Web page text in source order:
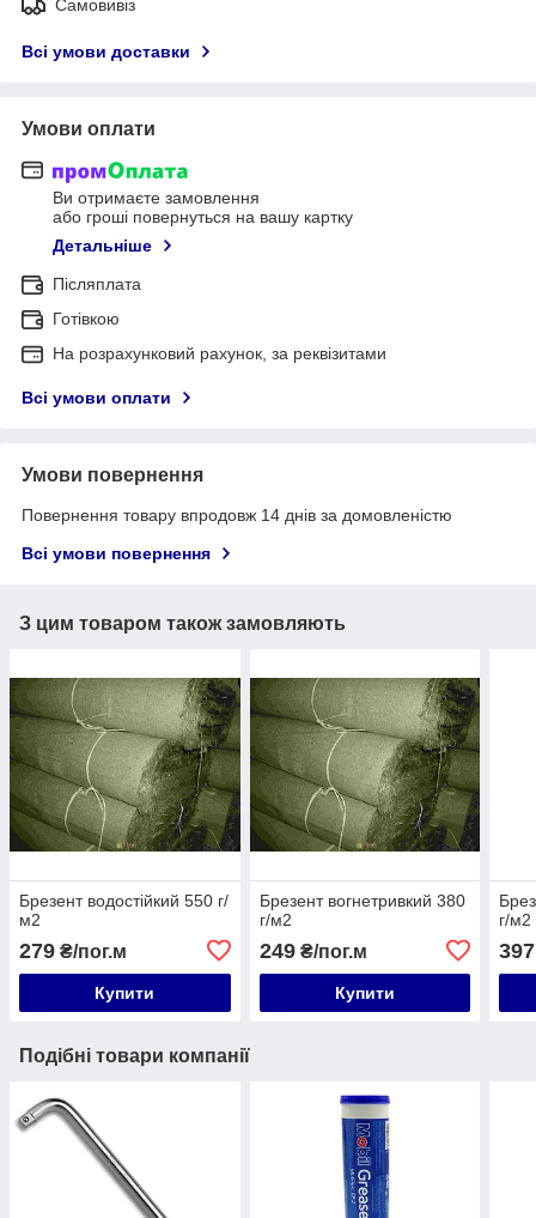
Самовивіз
Всі умови доставки
Умови оплати
Ви отримаєте замовлення
або гроші повернуться на вашу картку
Детальніше
Післяплата
Готівкою
На розрахунковий рахунок, за реквізитами
Всі умови оплати
Умови повернення
Повернення товару впродовж 14 днів за домовленістю
Всі умови повернення
З цим товаром також замовляють
Брезент водостійкий 550 г/
м2
279 ₴/пог.м
Купити
Брезент вогнетривкий 380
г/м2
249₴/пог.м
Купити
г/
397
Подібні товари компанії